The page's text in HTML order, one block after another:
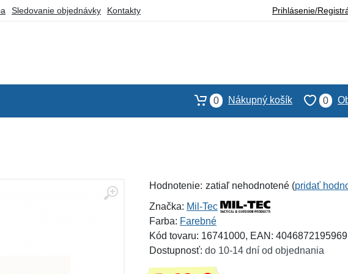
Sledovanie objednávky Kontakty Prihlásenie/
0
0 Nákupný košík
Hodnotenie: zatiaľ nehodnotené (pridať
Značka: Mil-Tec
Farba: Farebné
Kód tovaru: 16741000, EAN: 4046872195969
Dostupnosť: do 10-14 dní od objednania